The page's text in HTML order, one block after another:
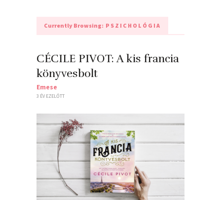
Currently Browsing: PSZICHOLÓGIA
CÉCILE PIVOT: A kis francia
könyvesbolt
Emese
3 ÉV EZELŐTT